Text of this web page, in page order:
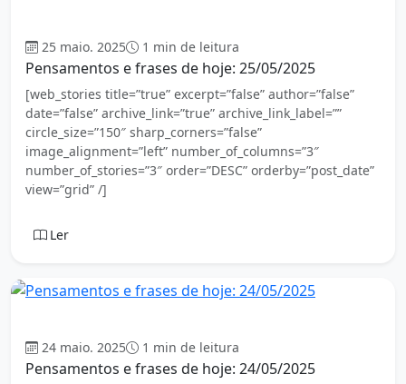
25 maio. 2025 1 min de leitura
Pensamentos e frases de hoje: 25/05/2025
[web_stories title=”true” excerpt=”false” author=”false”
date=”false” archive_link=”true” archive_link_label=””
circle_size=”150″ sharp_corners=”false”
image_alignment=”left” number_of_columns=”3″
number_of_stories=”3″ order=”DESC” orderby=”post_date”
view=”grid” /]
Ler
24 maio. 2025 1 min de leitura
Pensamentos e frases de hoje: 24/05/2025